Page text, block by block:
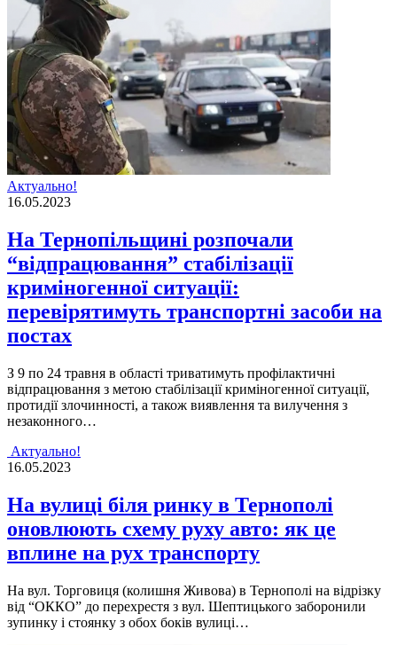
Актуально!
16.05.2023
На Тернопільщині розпочали
“відпрацювання” стабілізації
криміногенної ситуації:
перевірятимуть транспортні засоби на
постах
З 9 по 24 травня в областi триватимуть профiлактичнi
вiдпрацювання з метою стабiлiзацiї кримiногенної ситуацiї,
протидiї злочинностi, а також виявлення та вилучення з
незаконного…
Актуально!
16.05.2023
На вулиці біля ринку в Тернополі
оновлюють схему руху авто: як це
вплине на рух транспорту
На вул. Торговиця (колишня Живова) в Тернополі на відрізку
від “ОККО” до перехрестя з вул. Шептицького заборонили
зупинку і стоянку з обох боків вулиці…